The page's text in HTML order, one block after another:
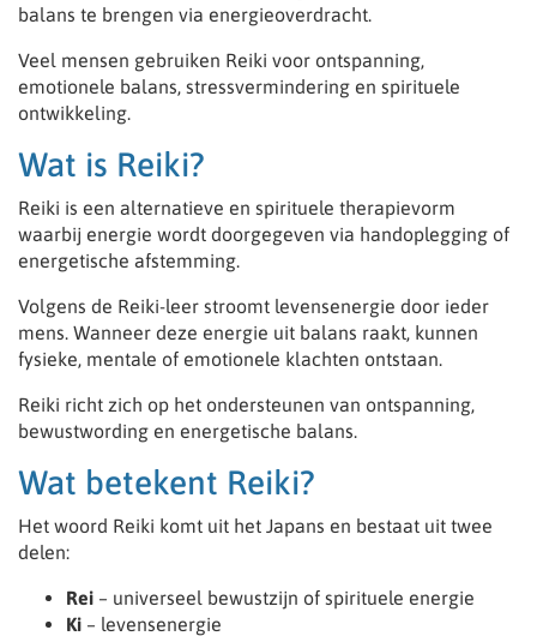
balans te brengen via energieoverdracht.
Veel mensen gebruiken Reiki voor ontspanning,
emotionele balans, stressvermindering en spirituele
ontwikkeling.
Wat is Reiki?
Reiki is een alternatieve en spirituele therapievorm
waarbij energie wordt doorgegeven via handoplegging of
energetische afstemming.
Volgens de Reiki-leer stroomt levensenergie door ieder
mens. Wanneer deze energie uit balans raakt, kunnen
fysieke, mentale of emotionele klachten ontstaan.
Reiki richt zich op het ondersteunen van ontspanning,
bewustwording en energetische balans.
Wat betekent Reiki?
Het woord Reiki komt uit het Japans en bestaat uit twee
delen:
Rei – universeel bewustzijn of spirituele energie
Ki – levensenergie